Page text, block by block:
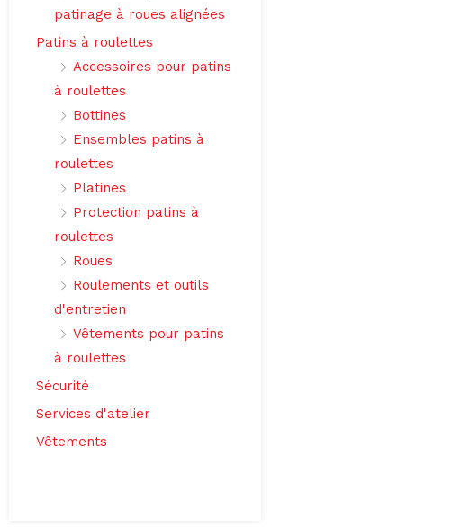
patinage à roues alignées
Patins à roulettes
Accessoires pour patins
à roulettes
Bottines
Ensembles patins à
roulettes
Platines
Protection patins à
roulettes
Roues
Roulements et outils
d'entretien
Vêtements pour patins
à roulettes
Sécurité
Services d'atelier
Vêtements